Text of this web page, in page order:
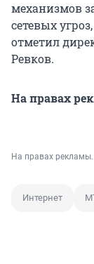
механизмов
сетевых
отметил
Ревков.
На правах
На правах рекламы.
Интернет